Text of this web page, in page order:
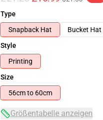
Type
Snapback Hat
Bucket Hat
Style
Printing
Size
56cm to 60cm
Größentabelle anzeigen